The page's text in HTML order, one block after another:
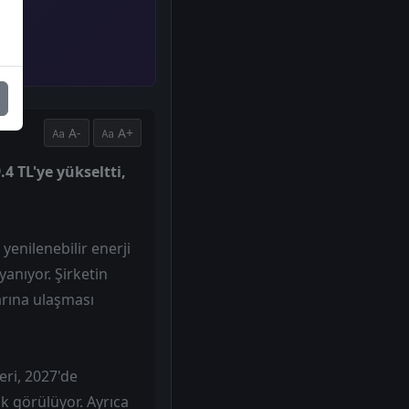
A- A+
TL'ye yükseltti,
enerji
Şirketin
ulaşması
2027'de
görülüyor. Ayrıca